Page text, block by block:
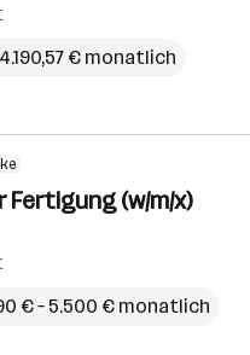
€ monatlich
(w/m/x)
€ – 5.500 € monatlich